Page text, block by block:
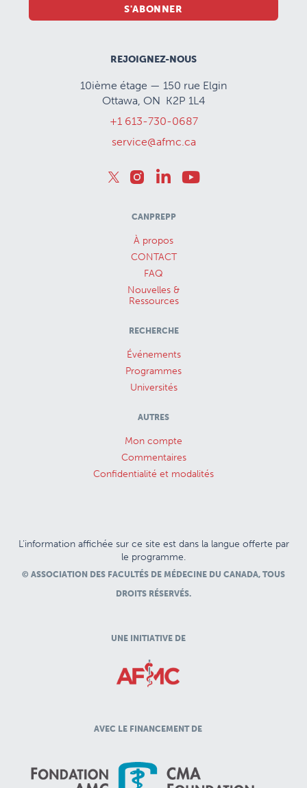
S'ABONNER
REJOIGNEZ-NOUS
10ième étage — 150 rue Elgin
Ottawa, ON K2P 1L4
+1 613-730-0687
service@afmc.ca
CANPREPP
À propos
CONTACT
FAQ
Nouvelles &
Ressources
RECHERCHE
Événements
Programmes
Universités
AUTRES
Mon compte
Commentaires
Confidentialité et modalités
L’information affichée sur ce site est dans la langue offerte par
le programme.
© ASSOCIATION DES FACULTÉS DE MÉDECINE DU CANADA, TOUS
DROITS RÉSERVÉS.
UNE INITIATIVE DE
AVEC LE FINANCEMENT DE